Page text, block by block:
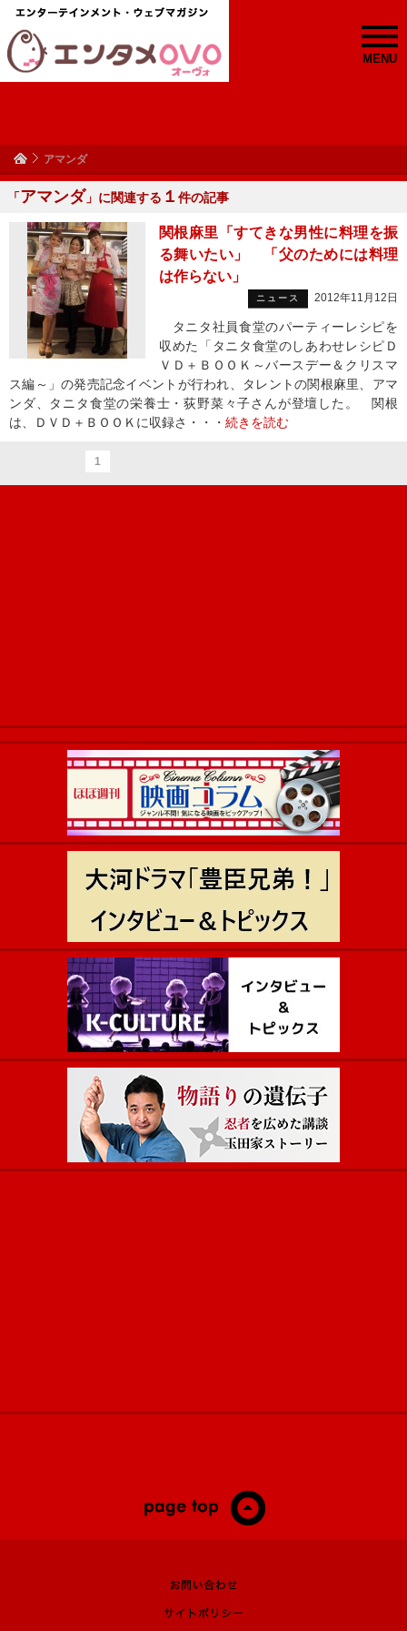
MENU
アマンダ
「アマンダ 」に関連する １ 件の記事
関根麻里「すてきな男性に料理を振
る舞いたい」 「父のためには料理
は作らない」
ニュース 2012年11月12日
タニタ社員食堂のパーティーレシピを
収めた「タニタ食堂のしあわせレシピＤ
ＶＤ＋ＢＯＯＫ～バースデー＆クリスマ
ス編～」の発売記念イベントが行われ、タレントの関根麻里、アマ
ンダ、タニタ食堂の栄養士・荻野菜々子さんが登壇した。 関根
は、ＤＶＤ＋ＢＯＯＫに収録さ・・・ 続きを読む
1